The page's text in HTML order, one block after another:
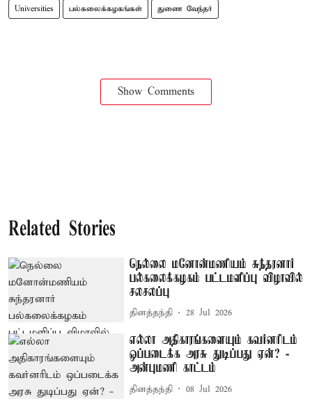
Universities பல்கலைக்கழகங்கள் துணை வேந்தர்
Show Comments
Related Stories
நெல்லை மனோன்மணியம் சுந்தரனார்
பல்கலைக்கழகம் பட்டமளிப்பு விழாவில்
சலசலப்பு
தினத்தந்தி 28 Jul 2026
எல்லா அதிகாரங்களையும் கவர்னரிடம்
ஒப்படைக்க அரசு துடிப்பது ஏன்? -
அன்புமணி காட்டம்
தினத்தந்தி 08 Jul 2026